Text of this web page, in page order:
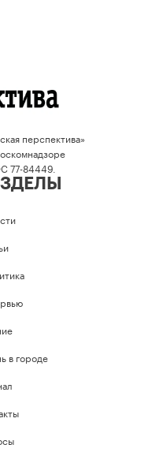
перспектива»
77-84449.
в городе